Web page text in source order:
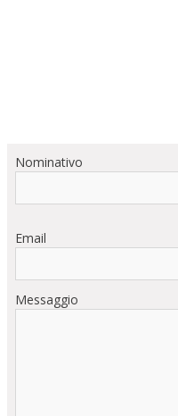
Nominativo
Email
Messaggio